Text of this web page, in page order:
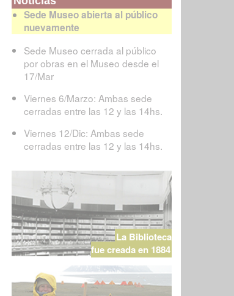
Sede Museo abierta al público
nuevamente
Sede Museo cerrada al público
por obras en el Museo desde el
17/Mar
Viernes 6/Marzo: Ambas sede
cerradas entre las 12 y las 14hs.
Viernes 12/Dic: Ambas sede
cerradas entre las 12 y las 14hs.
La Biblioteca
fue creada en 1884